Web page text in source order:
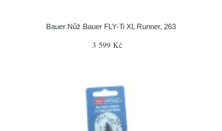
Bauer Nůž Bauer FLY-Ti XL Runner, 263
3 599 Kč